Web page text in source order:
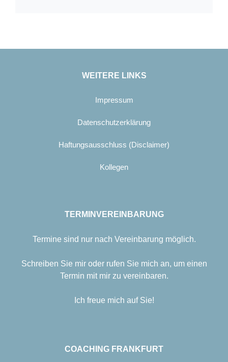
WEITERE LINKS
Impressum
Datenschutzerklärung
Haftungsausschluss (Disclaimer)
Kollegen
TERMINVEREINBARUNG
Termine sind nur nach Vereinbarung möglich.
Schreiben Sie mir oder rufen Sie mich an, um einen
Termin mit mir zu vereinbaren.
Ich freue mich auf Sie!
COACHING FRANKFURT